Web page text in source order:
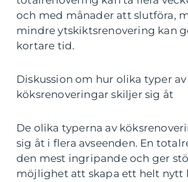
och med månader att slutföra,
mindre ytskiktsrenovering kan
kortare tid.
Diskussion om hur olika typer av
köksrenoveringar skiljer sig åt
De olika typerna av
sig åt i flera avseenden. En
den mest ingripande och ger
möjlighet att skapa ett helt nytt